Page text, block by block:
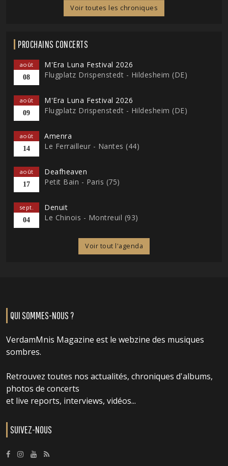
Voir toutes les chroniques
PROCHAINS CONCERTS
août
08
M'Era Luna Festival 2026
Flugplatz Drispenstedt - Hildesheim (DE)
août
09
M'Era Luna Festival 2026
Flugplatz Drispenstedt - Hildesheim (DE)
août
14
Amenra
Le Ferrailleur - Nantes (44)
août
17
Deafheaven
Petit Bain - Paris (75)
sept.
04
Denuit
Le Chinois - Montreuil (93)
Voir tout l'agenda
QUI SOMMES-NOUS ?
VerdamMnis Magazine est le webzine des musiques
sombres.
Retrouvez toutes nos actualités, chroniques d'albums,
photos de concerts
et live reports, interviews, vidéos...
SUIVEZ-NOUS